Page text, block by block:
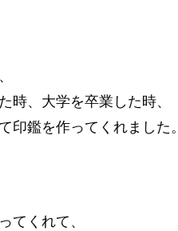
時、大学を卒業した時、
印鑑を作ってくれました。
てくれて、